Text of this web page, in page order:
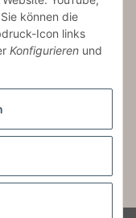
können die
Icon links
Konfigurieren und